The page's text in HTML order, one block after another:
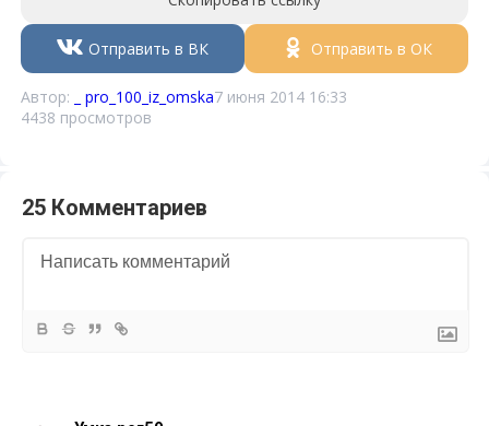
Отправить в ВК Отправить в ОК
Автор: _ pro_100_iz_omska7 июня 2014 16:33
4438 просмотров
25 Комментариев